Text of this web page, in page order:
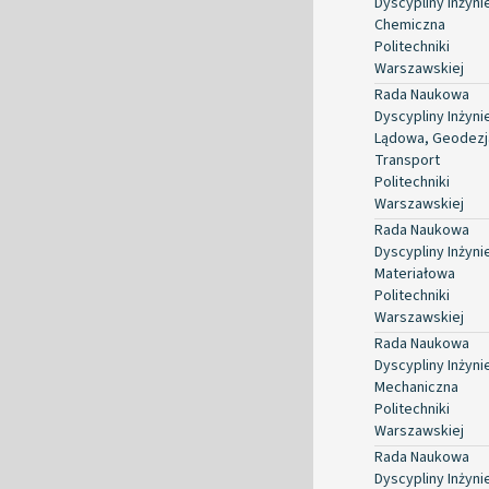
Chemiczna
Politechniki
Warszawskiej
Rada Naukowa
Dyscypliny
Lądowa,
Transport
Politechniki
Warszawskiej
Rada Naukowa
Dyscypliny
Materiałowa
Politechniki
Warszawskiej
Rada Naukowa
Dyscypliny
Mechaniczna
Politechniki
Warszawskiej
Rada Naukowa
Dyscypliny